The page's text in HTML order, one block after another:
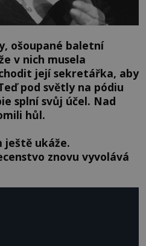
ošoupané baletní
v nich musela
její sekretářka, aby
pod světly na pódiu
splní svůj účel. Nad
hůl.
ještě ukáže.
znovu vyvolává